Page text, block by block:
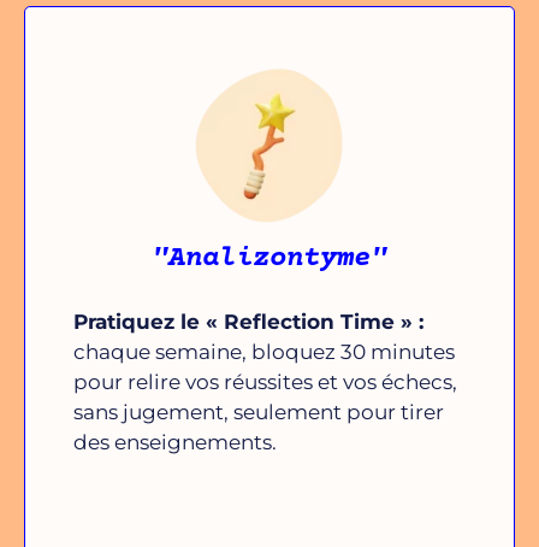
"Analizontyme"
Pratiquez le « Reflection Time » :
chaque semaine, bloquez 30 minutes
pour relire vos réussites et vos échecs,
sans jugement, seulement pour tirer
des enseignements.